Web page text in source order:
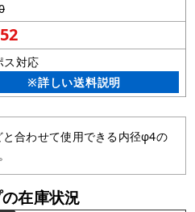
ス対応
※詳しい送料説明
合わせて使用できる内径φ4の
在庫状況